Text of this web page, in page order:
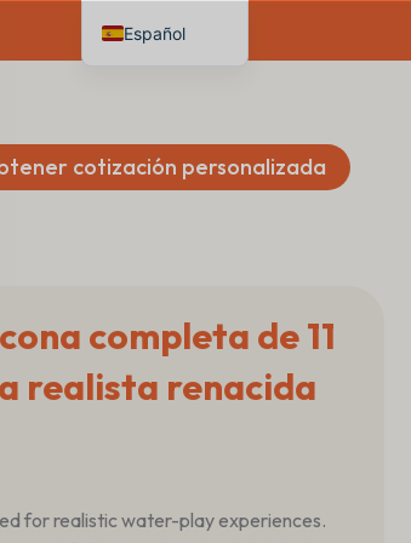
cotización personalizada
completa de 11
realista renacida
for realistic water-play experiences.
Español
Français
Italiano